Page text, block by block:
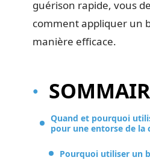
guérison rapide, vous
comment appliquer un
manière efficace.
Quand et pourquoi
pour une entorse de la
Pourquoi utiliser un